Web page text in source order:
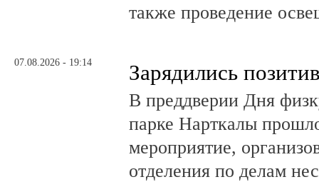
также проведение
07.08.2026 - 19:14 Зарядились
В преддверии Дня
парке Нарткалы
мероприятие,
отделения по делам